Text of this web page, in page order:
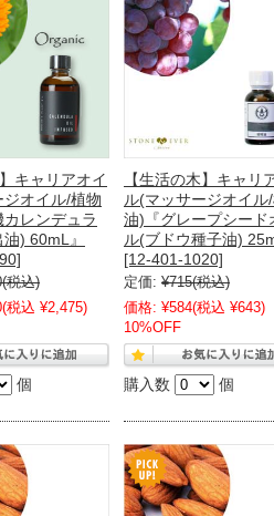
キャリアオイ
オイル/植物
レンデュラ
) 60mL』
(税込)
(税込 ¥2,475)
個
【生活の木】キャリ
ル(マッサージオイル
油)『グレープシード
ル(ブドウ種子油)
[12-401-1020]
定価: ¥715(税込)
価格: ¥584(税込 ¥643)
10%OFF
購入数 個